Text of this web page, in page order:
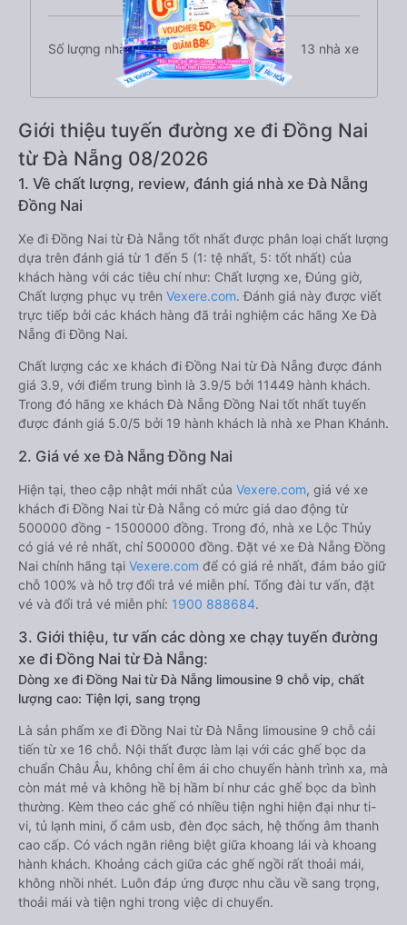
Số lượng nhà xe 13 nhà xe
Giới thiệu tuyến đường xe đi Đồng Nai
từ Đà Nẵng 08/2026
1. Về chất lượng, review, đánh giá nhà xe Đà Nẵng
Đồng Nai
Xe đi Đồng Nai từ Đà Nẵng tốt nhất được phân loại chất lượng
dựa trên đánh giá từ 1 đến 5 (1: tệ nhất, 5: tốt nhất) của
khách hàng với các tiêu chí như: Chất lượng xe, Đúng giờ,
Chất lượng phục vụ trên Vexere.com. Đánh giá này được viết
trực tiếp bởi các khách hàng đã trải nghiệm các hãng Xe Đà
Nẵng đi Đồng Nai.
Chất lượng các xe khách đi Đồng Nai từ Đà Nẵng được đánh
giá 3.9, với điểm trung bình là 3.9/5 bởi 11449 hành khách.
Trong đó hãng xe khách Đà Nẵng Đồng Nai tốt nhất tuyến
được đánh giá 5.0/5 bởi 19 hành khách là nhà xe Phan Khánh.
2. Giá vé xe Đà Nẵng Đồng Nai
Hiện tại, theo cập nhật mới nhất của Vexere.com, giá vé xe
khách đi Đồng Nai từ Đà Nẵng có mức giá dao động từ
500000 đồng - 1500000 đồng. Trong đó, nhà xe Lộc Thủy
có giá vé rẻ nhất, chỉ 500000 đồng. Đặt vé xe Đà Nẵng Đồng
Nai chính hãng tại Vexere.com để có giá rẻ nhất, đảm bảo giữ
chỗ 100% và hỗ trợ đổi trả vé miễn phí. Tổng đài tư vấn, đặt
vé và đổi trả vé miễn phí: 1900 888684.
3. Giới thiệu, tư vấn các dòng xe chạy tuyến đường
xe đi Đồng Nai từ Đà Nẵng:
Dòng xe đi Đồng Nai từ Đà Nẵng limousine 9 chỗ vip, chất
lượng cao: Tiện lợi, sang trọng
Là sản phẩm xe đi Đồng Nai từ Đà Nẵng limousine 9 chỗ cải
tiến từ xe 16 chỗ. Nội thất được làm lại với các ghế bọc da
chuẩn Châu Âu, không chỉ êm ái cho chuyến hành trình xa, mà
còn mát mẻ và không hề bị hầm bí như các ghế bọc da bình
thường. Kèm theo các ghế có nhiều tiện nghi hiện đại như ti-
vi, tủ lạnh mini, ổ cắm usb, đèn đọc sách, hệ thống âm thanh
cao cấp. Có vách ngăn riêng biệt giữa khoang lái và khoang
hành khách. Khoảng cách giữa các ghế ngồi rất thoải mái,
không nhồi nhét. Luôn đáp ứng được nhu cầu về sang trọng,
thoải mái và tiện nghi trong việc di chuyển.